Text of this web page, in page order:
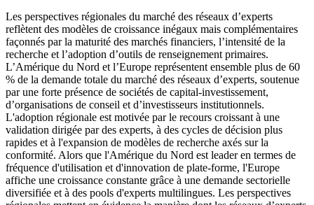
Les perspectives régionales du marché des réseaux d’experts
reflètent des modèles de croissance inégaux mais complémentaires
façonnés par la maturité des marchés financiers, l’intensité de la
recherche et l’adoption d’outils de renseignement primaires.
L’Amérique du Nord et l’Europe représentent ensemble plus de 60
% de la demande totale du marché des réseaux d’experts, soutenue
par une forte présence de sociétés de capital-investissement,
d’organisations de conseil et d’investisseurs institutionnels.
L'adoption régionale est motivée par le recours croissant à une
validation dirigée par des experts, à des cycles de décision plus
rapides et à l'expansion de modèles de recherche axés sur la
conformité. Alors que l'Amérique du Nord est leader en termes de
fréquence d'utilisation et d'innovation de plate-forme, l'Europe
affiche une croissance constante grâce à une demande sectorielle
diversifiée et à des pools d'experts multilingues. Les perspectives